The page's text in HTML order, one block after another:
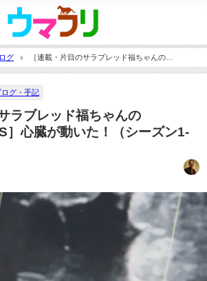
グ
［連載・片目のサラブレッド福ちゃんの
た！（シーズン1-24）
ログ・手記
ラブレッド福ちゃんの
］心臓が動いた！（シーズン1-